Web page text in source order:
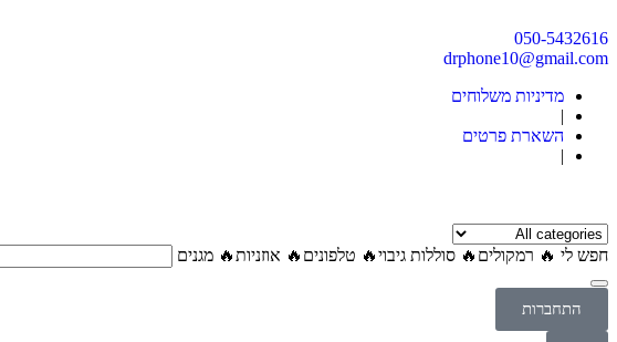
050-5432616
drphone10@gmail.com
מדיניות משלוחים
|
השארת פרטים
|
חפש לי 🔥 רמקולים 🔥 סוללות גיבוי🔥 טלפונים 🔥 אוזניות🔥 מגנים
התחברות
התחברות